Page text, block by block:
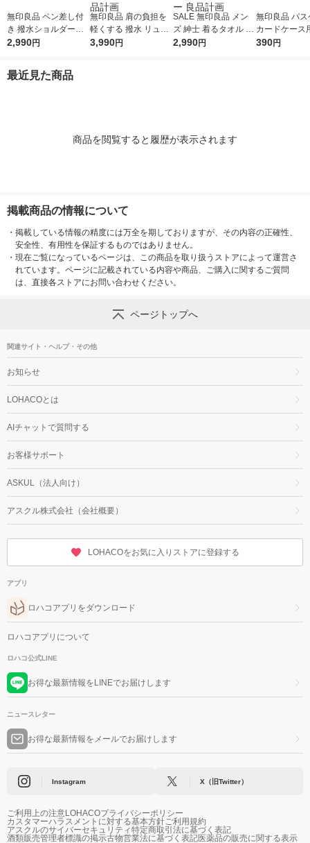
無印良品 ペン差し付
き 撥水ショルダーバ
ッグ 黒 良品計画
2,990円
無印良品 肩の負担を
軽くする 撥水 リュッ
クサック 黒 タテ４３
3,990円
SALE 無印良品 メン
ズ 紳士 着るタオル 両
面パイル 半袖ルーム
2,990円
無印良品 パス
カードケース
付ストラップ
390円
最近見た商品
商品を閲覧すると履歴が表示されます
掲載商品の情報について
・ 掲載している情報の精度には万全を期しておりますが、その内容の正確性、
安全性、有用性を保証するものではありません。
・ 現在ご覧になっているページは、この商品を取り扱うストアによって運営さ
れています。ページに記載されている内容や商品、ご購入に関するご質問
は、直接各ストアにお問い合わせください。
ページトップへ
関連サイト・ヘルプ・その他
お知らせ
LOHACOとは
AIチャットで質問する
お客様サポート
ASKUL（法人向け）
アスクル株式会社（会社概要）
LOHACOをお気に入りストアに登録する
アプリ
ロハコアプリをダウンロード
ロハコアプリについて
ロハコ公式LINE
お得な最新情報をLINEでお届けします
ニュースレター
お得な最新情報をメールでお届けします
Instagram X（旧Twitter）
ご利用上の注意LOHACOプライバシーポリシー
カスタマーハラスメントに対する基本方針ご利用規約
アスクルのサイバーセキュリティ特定商取引法に基づく表記
酒類販売管理者標識の掲示古物営業法に基づく表記医薬品の販売に関する表示